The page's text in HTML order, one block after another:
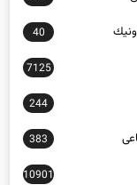
40
7125
244
383
10901